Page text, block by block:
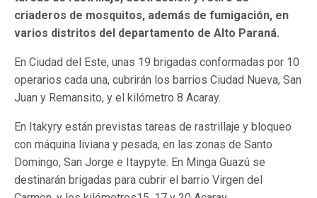
criaderos de mosquitos, además de fumigación, en
varios distritos del departamento de Alto Paraná.
En Ciudad del Este, unas 19 brigadas conformadas por 10
operarios cada una, cubrirán los barrios Ciudad Nueva, San
Juan y Remansito, y el kilómetro 8 Acaray.
En Itakyry están previstas tareas de rastrillaje y bloqueo
con máquina liviana y pesada, en las zonas de Santo
Domingo, San Jorge e Itaypyte. En Minga Guazú se
destinarán brigadas para cubrir el barrio Virgen del